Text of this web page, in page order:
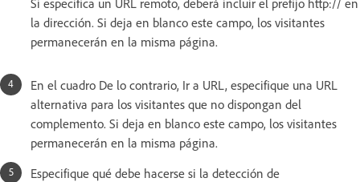
la dirección. Si deja en blanco este campo, los visitantes
permanecerán en la misma página.
En el cuadro De lo contrario, Ir a URL, especifique una URL
alternativa para los visitantes que no dispongan del
complemento. Si deja en blanco este campo, los visitantes
permanecerán en la misma página.
Especifique qué debe hacerse si la detección de